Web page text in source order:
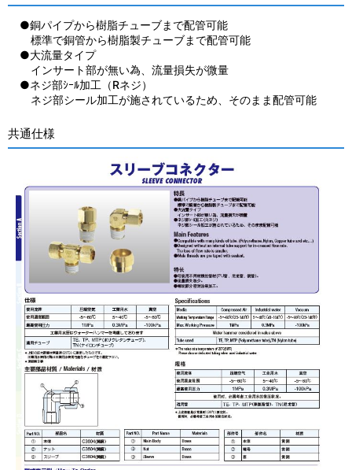
●銅パイプから樹脂チューブまで配管可能
標準で銅管から樹脂製チューブまで配管可能
●大流量タイプ
インサート部が無い為、流量損失が微量
●ネジ部ｼｰﾙ加工（Rネジ）
ネジ部シール加工が施されているため、そのまま配管可能
共通仕様